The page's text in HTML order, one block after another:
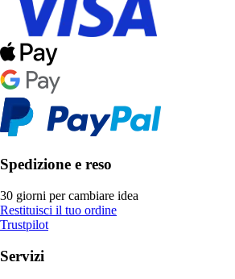
Spedizione e reso
30 giorni per cambiare idea
Restituisci il tuo ordine
Trustpilot
Servizi